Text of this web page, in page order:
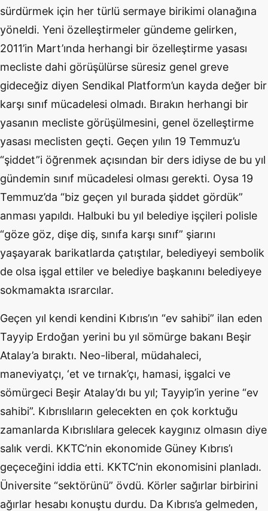
sürdürmek için her türlü sermaye birikimi olanağına
yöneldi. Yeni özelleştirmeler gündeme gelirken,
2011’in Mart’ında herhangi bir özelleştirme yasası
mecliste dahi görüşülürse süresiz genel greve
gideceğiz diyen Sendikal Platform’un kayda değer bir
karşı sınıf mücadelesi olmadı. Bırakın herhangi bir
yasanın mecliste görüşülmesini, genel özelleştirme
yasası meclisten geçti. Geçen yılın 19 Temmuz’u
“şiddet”i öğrenmek açısından bir ders idiyse de bu yıl
gündemin sınıf mücadelesi olması gerekti. Oysa 19
Temmuz’da “biz geçen yıl burada şiddet gördük”
anması yapıldı. Halbuki bu yıl belediye işçileri polisle
“göze göz, dişe diş, sınıfa karşı sınıf” şiarını
yaşayarak barikatlarda çatıştılar, belediyeyi sembolik
de olsa işgal ettiler ve belediye başkanını belediyeye
sokmamakta ısrarcılar.
Geçen yıl kendi kendini Kıbrıs’ın “ev sahibi” ilan eden
Tayyip Erdoğan yerini bu yıl sömürge bakanı Beşir
Atalay’a bıraktı. Neo-liberal, müdahaleci,
maneviyatçı, ‘et ve tırnak’çı, hamasi, işgalci ve
sömürgeci Beşir Atalay’dı bu yıl; Tayyip’in yerine “ev
sahibi”. Kıbrıslıların gelecekten en çok korktuğu
zamanlarda Kıbrıslılara gelecek kaygınız olmasın diye
salık verdi. KKTC’nin ekonomide Güney Kıbrıs’ı
geçeceğini iddia etti. KKTC’nin ekonomisini planladı.
Üniversite “sektörünü” övdü. Körler sağırlar birbirini
ağırlar hesabı konuştu durdu. Da Kıbrıs’a gelmeden,